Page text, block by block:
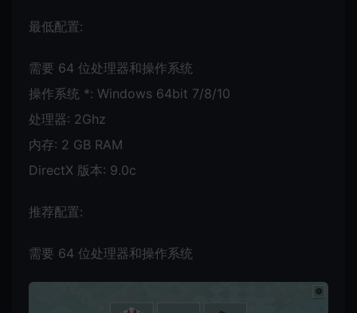
最低配置:
需要 64 位处理器和操作系统
操作系统 *: Windows 64bit 7/8/10
处理器: 2Ghz
内存: 2 GB RAM
DirectX 版本: 9.0c
推荐配置:
需要 64 位处理器和操作系统